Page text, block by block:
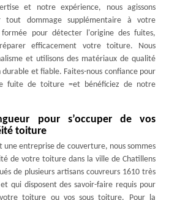
et notre expérience, nous agissons
tout dommage supplémentaire à votre
pour détecter l'origine des fuites,
efficacement votre toiture. Nous
et utilisons des matériaux de qualité
et fiable. Faites-nous confiance pour
fuite de toiture =et bénéficiez de notre
pour s’occuper de vos
toiture
une entreprise de couverture, nous sommes
de votre toiture dans la ville de Chatillens
de plusieurs artisans couvreurs 1610 très
qui disposent des savoir-faire requis pour
toiture ou vos sous toiture. Pour la